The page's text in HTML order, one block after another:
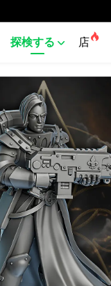
探検する  店